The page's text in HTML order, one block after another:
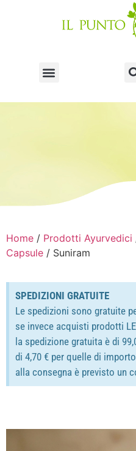
Home / Prodotti Ayurvedici
Capsule / Suniram
SPEDIZIONI GRATUITE
Le spedizioni sono gratuite
se invece acquisti prodotti
la spedizione gratuita è di
di 4,70 € per quelle di
alla consegna è previsto un